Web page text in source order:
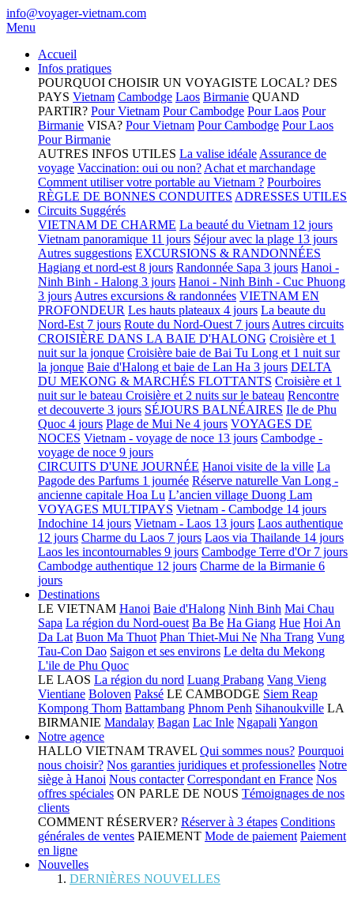
info@voyager-vietnam.com
Menu
Accueil
Infos pratiques
POURQUOI CHOISIR UN VOYAGISTE LOCAL? DES
PAYS Vietnam Cambodge Laos Birmanie QUAND
PARTIR? Pour Vietnam Pour Cambodge Pour Laos Pour
Birmanie VISA? Pour Vietnam Pour Cambodge Pour Laos
Pour Birmanie
AUTRES INFOS UTILES La valise idéale Assurance de
voyage Vaccination: oui ou non? Achat et marchandage
Comment utiliser votre portable au Vietnam ? Pourboires
RÈGLE DE BONNES CONDUITES ADRESSES UTILES
Circuits Suggérés
VIETNAM DE CHARME La beauté du Vietnam 12 jours
Vietnam panoramique 11 jours Séjour avec la plage 13 jours
Autres suggestions EXCURSIONS & RANDONNÉES
Hagiang et nord-est 8 jours Randonnée Sapa 3 jours Hanoi -
Ninh Binh - Halong 3 jours Hanoi - Ninh Binh - Cuc Phuong
3 jours Autres excursions & randonnées VIETNAM EN
PROFONDEUR Les hauts plateaux 4 jours La beaute du
Nord-Est 7 jours Route du Nord-Ouest 7 jours Autres circuits
CROISIÈRE DANS LA BAIE D'HALONG Croisière et 1
nuit sur la jonque Croisière baie de Bai Tu Long et 1 nuit sur
la jonque Baie d'Halong et baie de Lan Ha 3 jours DELTA
DU MEKONG & MARCHÉS FLOTTANTS Croisière et 1
nuit sur le bateau Croisière et 2 nuits sur le bateau Rencontre
et decouverte 3 jours SÉJOURS BALNÉAIRES Ile de Phu
Quoc 4 jours Plage de Mui Ne 4 jours VOYAGES DE
NOCES Vietnam - voyage de noce 13 jours Cambodge -
voyage de noce 9 jours
CIRCUITS D'UNE JOURNÉE Hanoi visite de la ville La
Pagode des Parfums 1 journée Réserve naturelle Van Long -
ancienne capitale Hoa Lu L’ancien village Duong Lam
VOYAGES MULTIPAYS Vietnam - Cambodge 14 jours
Indochine 14 jours Vietnam - Laos 13 jours Laos authentique
12 jours Charme du Laos 7 jours Laos via Thailande 14 jours
Laos les incontournables 9 jours Cambodge Terre d'Or 7 jours
Cambodge authentique 12 jours Charme de la Birmanie 6
jours
Destinations
LE VIETNAM Hanoi Baie d'Halong Ninh Binh Mai Chau
Sapa La région du Nord-ouest Ba Be Ha Giang Hue Hoi An
Da Lat Buon Ma Thuot Phan Thiet-Mui Ne Nha Trang Vung
Tau-Con Dao Saigon et ses environs Le delta du Mekong
L'ile de Phu Quoc
LE LAOS La région du nord Luang Prabang Vang Vieng
Vientiane Boloven Paksé LE CAMBODGE Siem Reap
Kompong Thom Battambang Phnom Penh Sihanoukville LA
BIRMANIE Mandalay Bagan Lac Inle Ngapali Yangon
Notre agence
HALLO VIETNAM TRAVEL Qui sommes nous? Pourquoi
nous choisir? Nos garanties juridiques et professionelles Notre
siège à Hanoi Nous contacter Correspondant en France Nos
offres spéciales ON PARLE DE NOUS Témoignages de nos
clients
COMMENT RÉSERVER? Réserver à 3 étapes Conditions
générales de ventes PAIEMENT Mode de paiement Paiement
en ligne
Nouvelles
DERNIÈRES NOUVELLES